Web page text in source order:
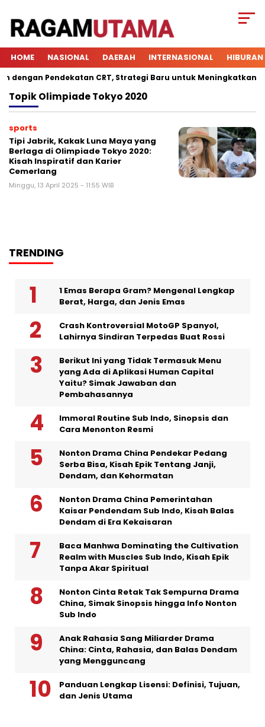
HOME NASIONAL DAERAH INTERNASIONAL HIBURAN
dengan Pendekatan CRT, Strategi Baru untuk Meningkatkan
TopikOlimpiade Tokyo 2020
sports
Tipi Jabrik, Kakak Luna Maya yang
Berlaga di Olimpiade Tokyo 2020:
Kisah Inspiratif dan Karier
Cemerlang
Minggu, 13 April 2025 - 11:55 WIB
TRENDING
1 Emas Berapa Gram? Mengenal Lengkap
Berat, Harga, dan Jenis Emas
Crash Kontroversial MotoGP Spanyol,
Lahirnya Sindiran Terpedas Buat Rossi
Berikut Ini yang Tidak Termasuk Menu
yang Ada di Aplikasi Human Capital
Yaitu? Simak Jawaban dan
Pembahasannya
Immoral Routine Sub Indo, Sinopsis dan
Cara Menonton Resmi
Nonton Drama China Pendekar Pedang
Serba Bisa, Kisah Epik Tentang Janji,
Dendam, dan Kehormatan
Nonton Drama China Pemerintahan
Kaisar Pendendam Sub Indo, Kisah Balas
Dendam di Era Kekaisaran
Baca Manhwa Dominating the Cultivation
Realm with Muscles Sub Indo, Kisah Epik
Tanpa Akar Spiritual
Nonton Cinta Retak Tak Sempurna Drama
China, Simak Sinopsis hingga Info Nonton
Sub Indo
Anak Rahasia Sang Miliarder Drama
China: Cinta, Rahasia, dan Balas Dendam
yang Mengguncang
Panduan Lengkap Lisensi: Definisi, Tujuan,
dan Jenis Utama